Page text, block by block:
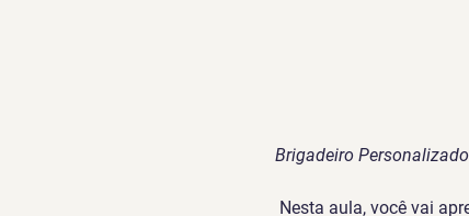
Brigadeiro
Nesta aula, você vai